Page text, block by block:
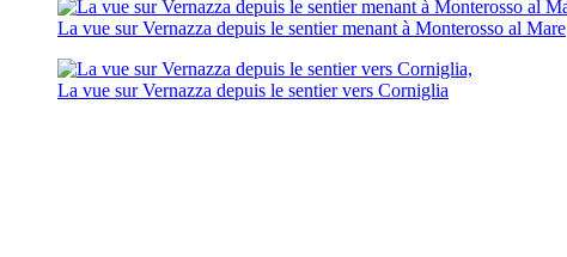
La vue sur Vernazza depuis le sentier menant à Monterosso al Mare
La vue sur Vernazza depuis le sentier vers Corniglia